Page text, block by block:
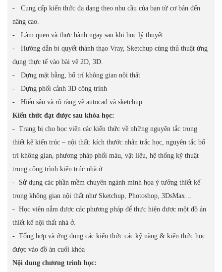
- Cung cấp kiến thức đa dạng theo nhu cầu của bạn từ cơ bản đến
nâng cao.
- Làm quen và thực hành ngay sau khi học lý thuyết.
- Hướng dẫn bí quyết thành thạo Vray, Sketchup cùng thủ thuật ứng
dụng thực tế vào bài vẽ 2D, 3D.
- Dựng mặt bằng, bố trí không gian nội thất
- Dựng phối cảnh 3D công trình
- Hiểu sâu và rõ ràng về autocad và sketchup
Kiến thức đạt được sau khóa học:
- Trang bị cho học viên các kiến thức về những nguyên tắc trong
thiết kế kiến trúc – nội thất: kích thước nhân trắc học, nguyên tắc bố
trí không gian, phương pháp phối màu, vật liệu, hệ thống kỹ thuật
trong công trình kiến trúc nhà ở
- Sử dụng các phần mềm chuyên ngành minh họa ý tưởng thiết kế
trong không gian nội thất như Sketchup, Photoshop, 3DsMax…
- Học viên nắm được các phương pháp để thực hiện được một đồ án
thiết kế nội thất nhà ở.
- Tổng hợp và ứng dụng các kiến thức các kỹ năng & kiến thức học
được vào đồ án cuối khóa
Nội dung chương trình học: